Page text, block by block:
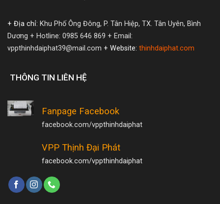
+ Địa chỉ: Khu Phố Ông Đông, P. Tân Hiệp, TX. Tân Uyên, Bình
Dương + Hotline: 0985 646 869 + Email:
vppthinhdaiphat39@mail.com + Website: thinhdaiphat.com
THÔNG TIN LIÊN HỆ
Fanpage Facebook
facebook.com/vppthinhdaiphat
VPP Thịnh Đại Phát
facebook.com/vppthinhdaiphat